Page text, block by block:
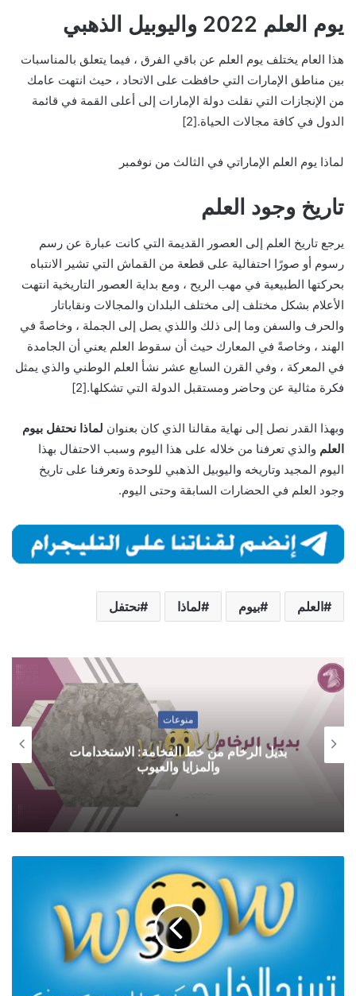
يوم العلم 2022 واليوبيل الذهبي
هذا العام يختلف يوم العلم عن باقي الفرق ، فيما يتعلق بالمناسبات
بين مناطق الإمارات التي حافظت على الاتحاد ، حيث انتهت عامك
من الإنجازات التي نقلت دولة الإمارات إلى أعلى القمة في قائمة
الدول في كافة مجالات الحياة.[2]
لماذا يوم العلم الإماراتي في الثالث من نوفمبر
تاريخ وجود العلم
يرجع تاريخ العلم إلى العصور القديمة التي كانت عبارة عن رسم
رسوم أو صورًا احتفالية على قطعة من القماش التي تشير الانتباه
بحركتها الطبيعية في مهب الريح ، ومع بداية العصور التاريخية انتهت
الأعلام بشكل مختلف إلى مختلف البلدان والمجالات ونقاباتار
والحرف والسفن وما إلى ذلك واللذي يصل إلى الجملة ، وخاصةً في
الهند ، وخاصةً في المعارك حيث أن سقوط العلم يعني أن الجامدة
في المعركة ، وفي القرن السابع عشر نشأ العلم الوطني والذي يمثل
فكرة مثالية عن وحاضر ومستقبل الدولة التي تشكلها.[2]
وبهذا القدر نصل إلى نهاية مقالنا الذي كان بعنوان لماذا نحتفل بيوم
العلم والذي تعرفنا من خلاله على هذا اليوم وسبب الاحتفال بهذا
اليوم المجيد وتاريخه واليوبيل الذهبي للوحدة وتعرفنا على تاريخ
وجود العلم في الحضارات السابقة وحتى اليوم.
العلم بيوم لماذا نحتفل
منوعات
بديل الرخام من خط الفخامة: الاستخدامات
والمزايا والعيوب